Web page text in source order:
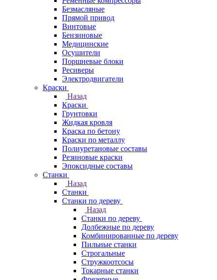
Безмасляные
Прямой привод
Винтовые
Бензиновые
Медицинские
Осушители
Поршневые блоки
Ресиверы
Электродвигатели
Краски
Назад
Краски
Грунтовки
Жидкая кровля
Краска по бетону
Краски по металлу
Полиуретановые составы
Резиновые краски
Эпоксидные составы
Станки
Назад
Станки
Станки по дереву
Назад
Станки по дереву
Долбежные по дереву
Комбинированные по дереву
Пильные станки
Строгальные
Стружкоотсосы
Токарные станки